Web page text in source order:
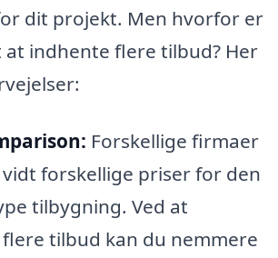
dit projekt. Men hvorfor er
indhente flere tilbud? Her
Forskellige firmaer
forskellige priser for den
tilbygning. Ved at
tilbud kan du nemmere